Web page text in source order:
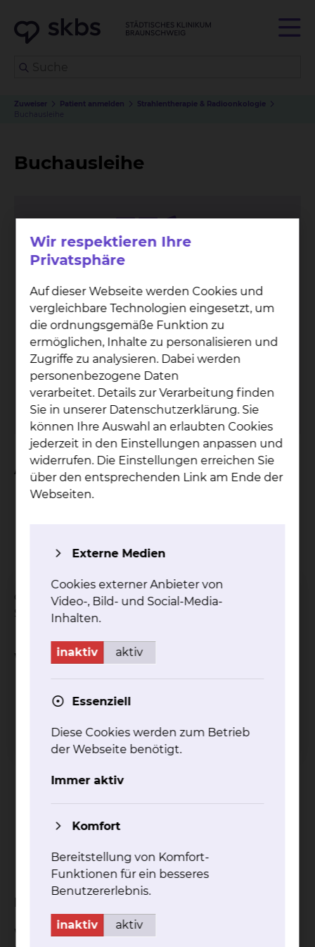
Zuweiser Patient anmelden
Strahlentherapie & Radioonkologie
Buchausleihe
Buchausleihe
Pa­ti­en­ten­bü­che­rei
Der Service der Patientenbücherei wird nur
am Standort Salzdahlumer Straße
angeboten.
mehr
An wen verleihen wir?
Patientinnen und Patienten
Angestellte
des Städtischen Klinikums am Standort
Salzdahlumer Straße.
Was verleihen wir?
Krimis/ Thriller
Kinderbücher
Sachbücher
Biografien
Bücher in Fremdsprachen (englisch,
französisch, spanisch, russisch, polnisch,
Magazine (GEO, Dumont-Atlanten, Merian-
Hefte)
Wir besuchen Sie mit dem Bücherwagen auf Ihrer
Wir respektieren Ihre
Privatsphäre
Auf dieser Webseite werden Cookies und
vergleichbare Technologien eingesetzt, um
die ordnungsgemäße Funktion zu
ermöglichen, Inhalte zu personalisieren und
Zugriffe zu analysieren. Dabei werden
personenbezogene Daten
verarbeitet. Details zur Verarbeitung finden
Sie in unserer Datenschutzerklärung. Sie
können Ihre Auswahl an erlaubten Cookies
jederzeit in den Einstellungen anpassen und
widerrufen. Die Einstellungen erreichen Sie
über den entsprechenden Link am Ende der
Webseiten.
Externe Medien
Cookies externer Anbieter von
Video-, Bild- und Social-Media-
Inhalten.
inaktiv aktiv
Essenziell
Diese Cookies werden zum Betrieb
der Webseite benötigt.
Immer aktiv
Komfort
Bereitstellung von Komfort-
Funktionen für ein besseres
Benutzererlebnis.
inaktiv aktiv